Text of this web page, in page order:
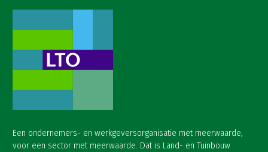
Een ondernemers- en werkgeversorganisatie met meerwaarde,
voor een sector met meerwaarde. Dat is Land- en Tuinbouw